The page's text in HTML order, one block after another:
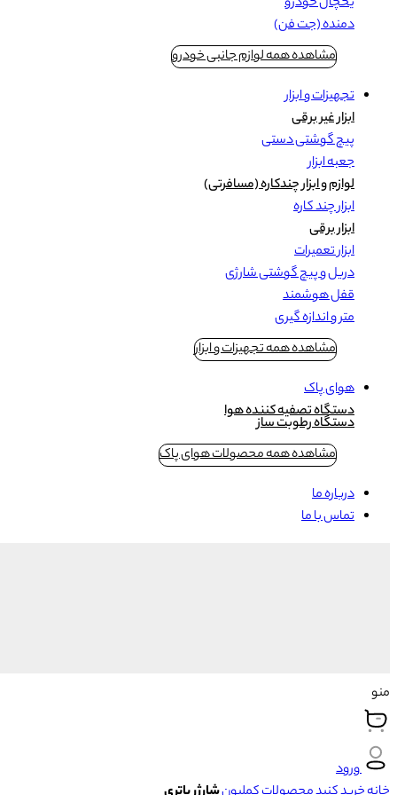
دمنده (جت فن)
مشاهده همه لوازم جانبی خودرو
تجهیزات و ابزار
ابزار غیر برقی
پیچ گوشتی دستی
جعبه ابزار
لوازم و ابزار چندکاره (مسافرتی)
ابزار چند کاره
ابزار برقی
ابزار تعمیرات
دریل و پیچ گوشتی شارژی
قفل هوشمند
متر و اندازه گیری
مشاهده همه تجهیزات و ابزار
هوای پاک
دستگاه تصفیه کننده هوا
دستگاه رطوبت ساز
مشاهده همه محصولات هوای پاک
درباره ما
تماس با ما
منو
ورود